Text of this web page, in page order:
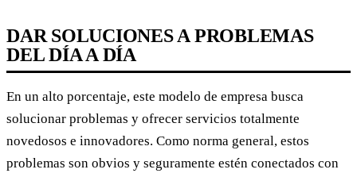
DAR SOLUCIONES A PROBLEMAS
DEL DÍA A DÍA
En un alto porcentaje, este modelo de empresa busca
solucionar problemas y ofrecer servicios totalmente
novedosos e innovadores. Como norma general, estos
problemas son obvios y seguramente estén conectados con